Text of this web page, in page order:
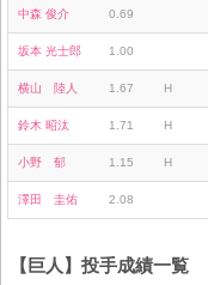
中森 俊介 0.69
坂本 光士郎 1.00
横山 陸人 1.67 H
鈴木 昭汰 1.71 H
小野 郁 1.15 H
澤田 圭佑 2.08
【巨人】投手成績一覧